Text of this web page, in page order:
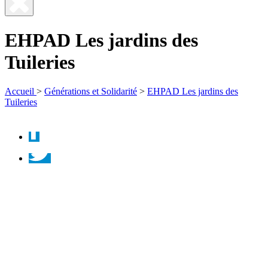
Fermer
recherche
EHPAD Les jardins des
Tuileries
Accueil > Générations et Solidarité > EHPAD Les jardins des
Tuileries